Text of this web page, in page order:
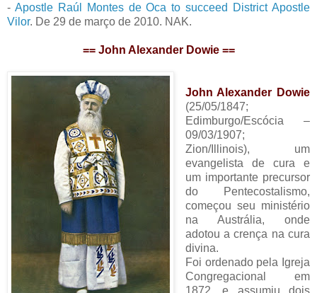
- Apostle Raúl Montes de Oca to succeed District Apostle
Vilor. De 29 de março de 2010. NAK.
== John Alexander Dowie ==
John Alexander Dowie
(25/05/1847;
Edimburgo/Escócia –
09/03/1907;
Zion/Illinois), um
evangelista de cura e
um importante precursor
do Pentecostalismo,
começou seu ministério
na Austrália, onde
adotou a crença na cura
divina.
Foi ordenado pela Igreja
Congregacional em
1872, e assumiu dois